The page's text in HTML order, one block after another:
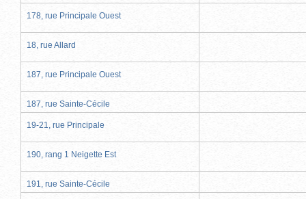
178, rue Principale Ouest
18, rue Allard
187, rue Principale Ouest
187, rue Sainte-Cécile
19-21, rue Principale
190, rang 1 Neigette Est
191, rue Sainte-Cécile